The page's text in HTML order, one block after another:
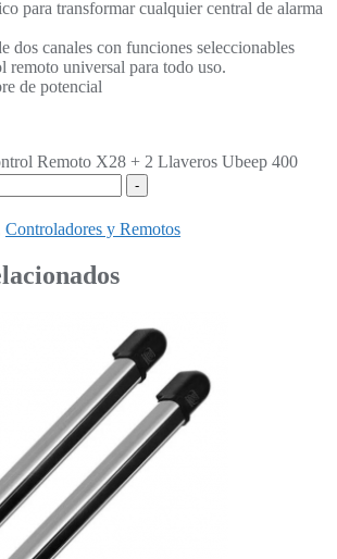
para transformar cualquier central de alarma
dos canales con funciones seleccionables
remoto universal para todo uso.
de potencial
Remoto X28 + 2 Llaveros Ubeep 400
-
Controladores y Remotos